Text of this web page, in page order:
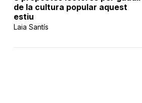
de la cultura popular aquest
estiu
Laia Santís